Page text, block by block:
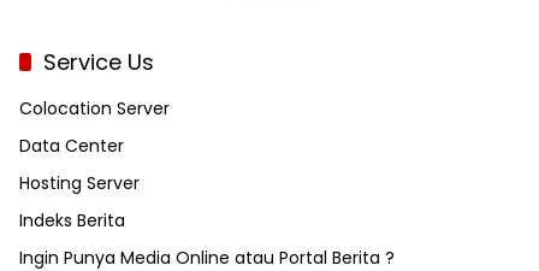
Service Us
Colocation Server
Data Center
Hosting Server
Indeks Berita
Ingin Punya Media Online atau Portal Berita ?